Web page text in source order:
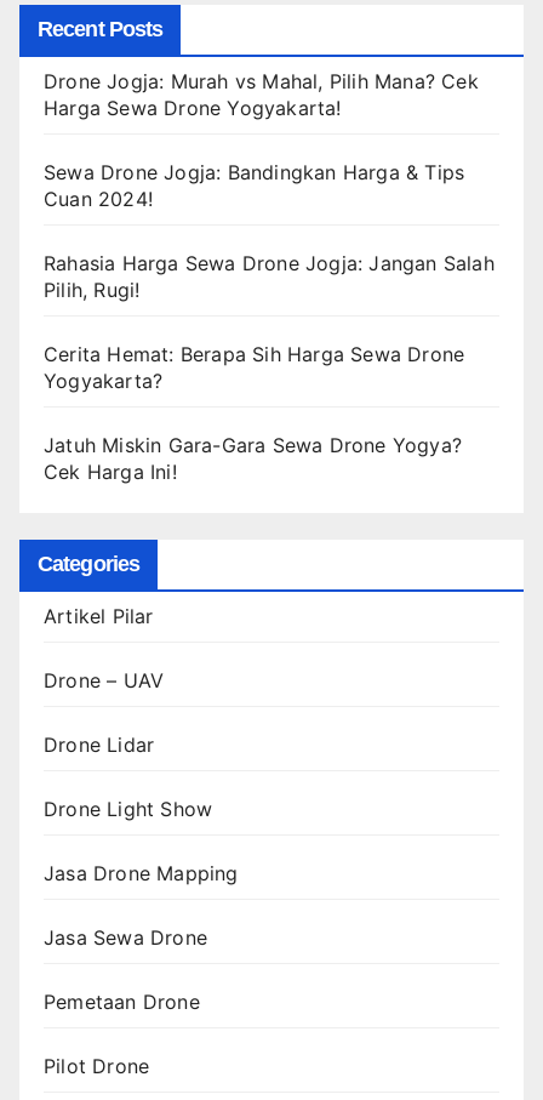
Recent Posts
Drone Jogja: Murah vs Mahal, Pilih Mana? Cek
Harga Sewa Drone Yogyakarta!
Sewa Drone Jogja: Bandingkan Harga & Tips
Cuan 2024!
Rahasia Harga Sewa Drone Jogja: Jangan Salah
Pilih, Rugi!
Cerita Hemat: Berapa Sih Harga Sewa Drone
Yogyakarta?
Jatuh Miskin Gara-Gara Sewa Drone Yogya?
Cek Harga Ini!
Categories
Artikel Pilar
Drone – UAV
Drone Lidar
Drone Light Show
Jasa Drone Mapping
Jasa Sewa Drone
Pemetaan Drone
Pilot Drone